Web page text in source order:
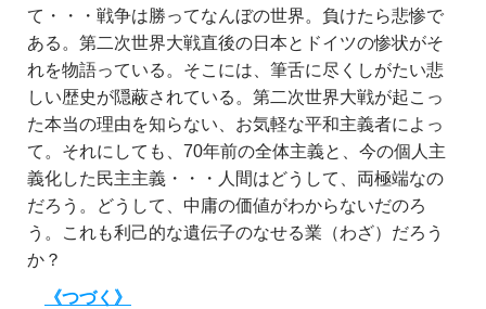
て・・・戦争は勝ってなんぼの世界。負けたら悲惨で
ある。第二次世界大戦直後の日本とドイツの惨状がそ
れを物語っている。そこには、筆舌に尽くしがたい悲
しい歴史が隠蔽されている。第二次世界大戦が起こっ
た本当の理由を知らない、お気軽な平和主義者によっ
て。それにしても、70年前の全体主義と、今の個人主
義化した民主主義・・・人間はどうして、両極端なの
だろう。どうして、中庸の価値がわからないだのろ
う。これも利己的な遺伝子のなせる業（わざ）だろう
か？
《つづく》